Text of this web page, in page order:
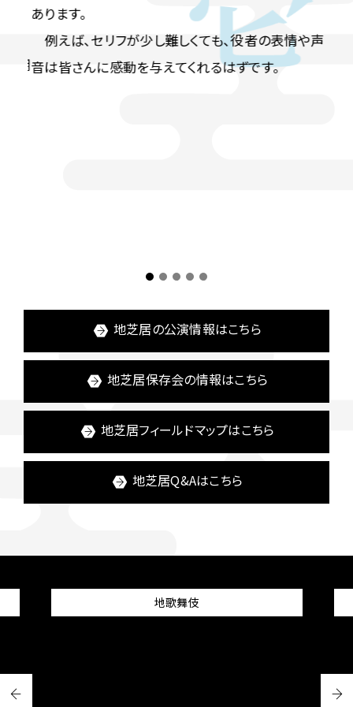
あります。
例えば、セリフが少し難しくても、役者の表情や声
音は皆さんに感動を与えてくれるはずです。
1 2 3 4 5
地芝居の公演情報はこちら
地芝居保存会の情報はこちら
地芝居フィールドマップはこちら
地芝居Q&Aはこちら
地歌舞伎